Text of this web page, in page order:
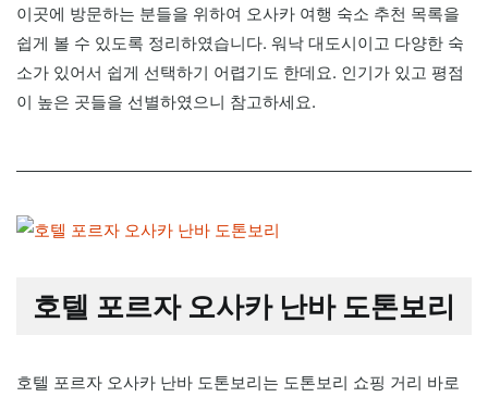
이곳에 방문하는 분들을 위하여 오사카 여행 숙소 추천 목록을
쉽게 볼 수 있도록 정리하였습니다. 워낙 대도시이고 다양한 숙
소가 있어서 쉽게 선택하기 어렵기도 한데요. 인기가 있고 평점
이 높은 곳들을 선별하였으니 참고하세요.
호텔 포르자 오사카 난바 도톤보리
호텔 포르자 오사카 난바 도톤보리는 도톤보리 쇼핑 거리 바로